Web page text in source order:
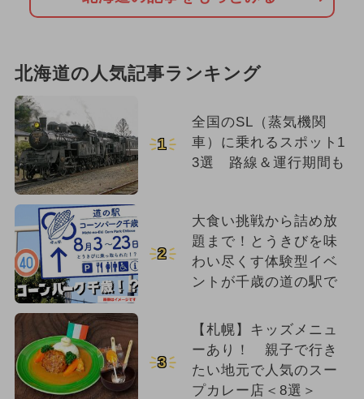
北海道の人気記事ランキング
1
全国のSL（蒸気機関
車）に乗れるスポット1
3選 路線＆運行期間も
2
大食い挑戦から詰め放
題まで！とうきびを味
わい尽くす体験型イベ
ントが千歳の道の駅で
3
【札幌】キッズメニュ
ーあり！ 親子で行き
たい地元で人気のスー
プカレー店＜8選＞